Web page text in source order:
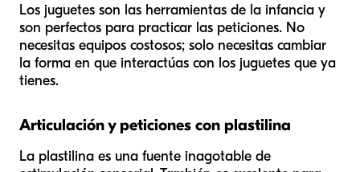
Los juguetes son las herramientas de la infancia y
son perfectos para practicar las peticiones. No
necesitas equipos costosos; solo necesitas cambiar
la forma en que interactúas con los juguetes que ya
tienes.
Articulación y peticiones con plastilina
La plastilina es una fuente inagotable de